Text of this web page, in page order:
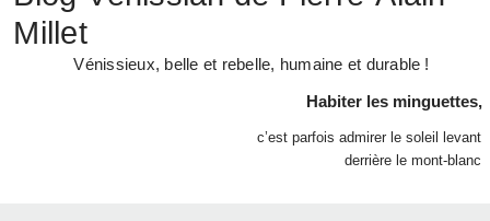
Millet
Vénissieux, belle et rebelle, humaine et durable !
Habiter les minguettes,
c’est parfois admirer le soleil levant
derrière le mont-blanc